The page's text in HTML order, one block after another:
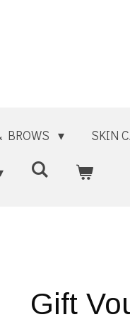
BROWS SKIN
Gift